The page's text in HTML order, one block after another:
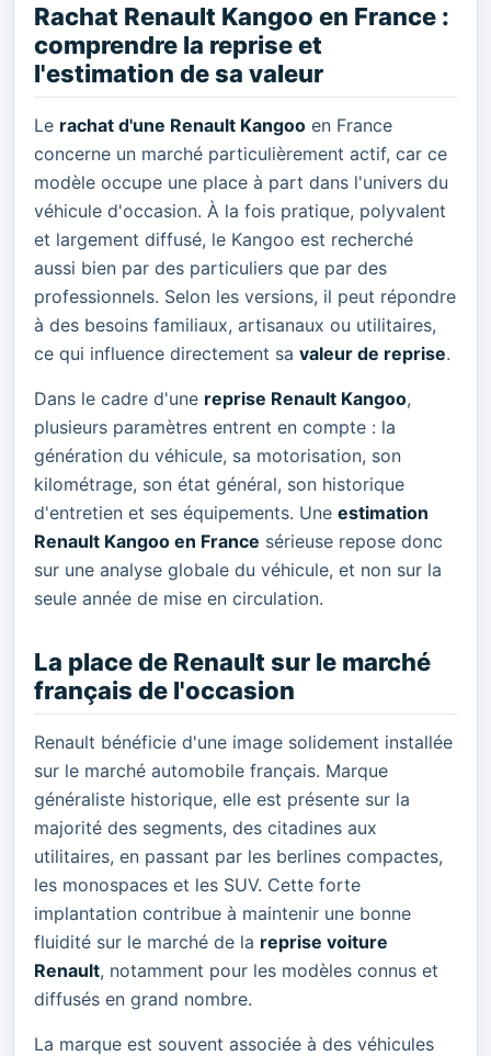
Rachat Renault Kangoo en France :
comprendre la reprise et
l'estimation de sa valeur
Le rachat d'une Renault Kangoo en France
concerne un marché particulièrement actif, car ce
modèle occupe une place à part dans l'univers du
véhicule d'occasion. À la fois pratique, polyvalent
et largement diffusé, le Kangoo est recherché
aussi bien par des particuliers que par des
professionnels. Selon les versions, il peut répondre
à des besoins familiaux, artisanaux ou utilitaires,
ce qui influence directement sa valeur de reprise.
Dans le cadre d'une reprise Renault Kangoo,
plusieurs paramètres entrent en compte : la
génération du véhicule, sa motorisation, son
kilométrage, son état général, son historique
d'entretien et ses équipements. Une estimation
Renault Kangoo en France sérieuse repose donc
sur une analyse globale du véhicule, et non sur la
seule année de mise en circulation.
La place de Renault sur le marché
français de l'occasion
Renault bénéficie d'une image solidement installée
sur le marché automobile français. Marque
généraliste historique, elle est présente sur la
majorité des segments, des citadines aux
utilitaires, en passant par les berlines compactes,
les monospaces et les SUV. Cette forte
implantation contribue à maintenir une bonne
fluidité sur le marché de la reprise voiture
Renault, notamment pour les modèles connus et
diffusés en grand nombre.
La marque est souvent associée à des véhicules